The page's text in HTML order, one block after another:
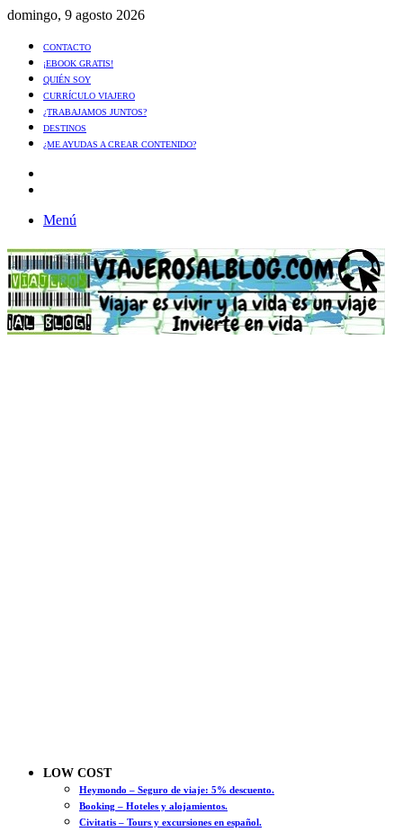
domingo, 9 agosto 2026
CONTACTO
¡EBOOK GRATIS!
QUIÉN SOY
CURRÍCULO VIAJERO
¿TRABAJAMOS JUNTOS?
DESTINOS
¿ME AYUDAS A CREAR CONTENIDO?
Menú
LOW COST
Heymondo – Seguro de viaje: 5% descuento.
Booking – Hoteles y alojamientos.
Civitatis – Tours y excursiones en español.